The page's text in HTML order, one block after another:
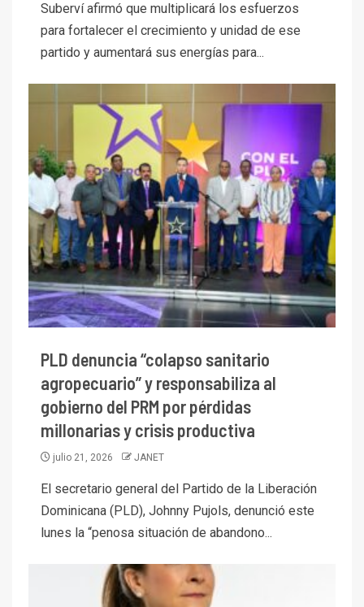
Suberví afirmó que multiplicará los esfuerzos
para fortalecer el crecimiento y unidad de ese
partido y aumentará sus energías para...
PLD denuncia “colapso sanitario
agropecuario” y responsabiliza al
gobierno del PRM por pérdidas
millonarias y crisis productiva
julio 21, 2026 JANET
El secretario general del Partido de la Liberación
Dominicana (PLD), Johnny Pujols, denunció este
lunes la “penosa situación de abandono...